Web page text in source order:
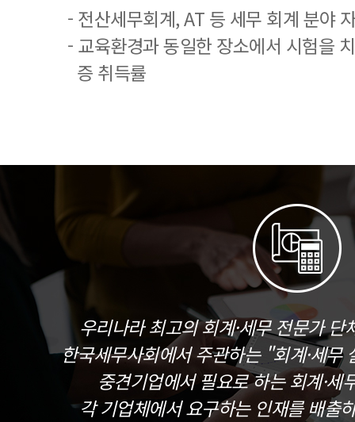
- 전산세무회계, AT 등 세무 회계 분야
- 교육환경과 동일한 장소에서 시험을
증 취득률
우리나라 최고의 회계·세무 전문가
한국세무사회에서 주관하는 "회계·세무
중견기업에서 필요로 하는 회계·세
각 기업체에서 요구하는 인재를 배출